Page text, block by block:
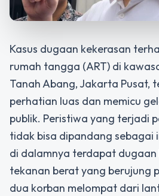
Kasus dugaan kekerasan
rumah tangga (ART) di
Tanah Abang, Jakarta Pusat,
perhatian luas dan memicu
publik. Peristiwa yang terjadi
tidak bisa dipandang sebagai
di dalamnya terdapat
tekanan berat yang berujung
dua korban melompat dari